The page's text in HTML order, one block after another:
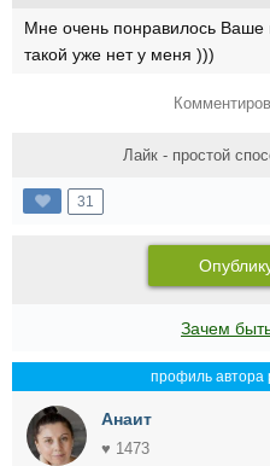
Мне очень понравилось Ваше
такой уже нет у меня )))
Лайк - простой
31
Зачем
профиль автора
Анаит
♥ 1473